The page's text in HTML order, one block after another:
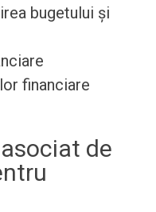
bugetului și
financiare
de